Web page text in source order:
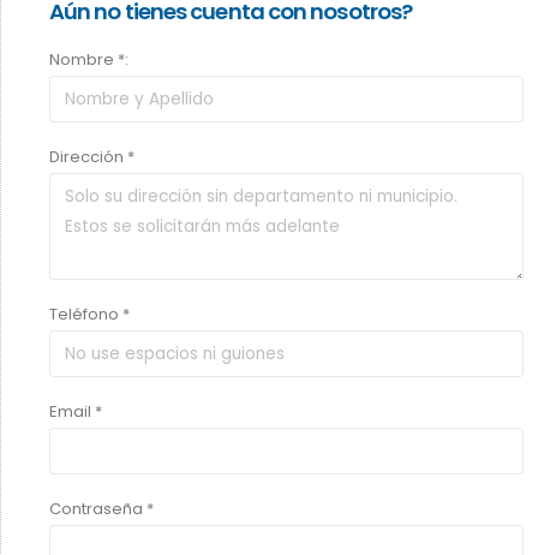
Aún no tienes cuenta con nosotros?
Nombre *:
Dirección *
Teléfono *
Email *
Contraseña *